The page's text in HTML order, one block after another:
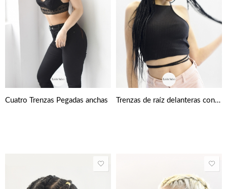
Cuatro Trenzas Pegadas anchas Trenzas de raíz delanteras con detalle de x